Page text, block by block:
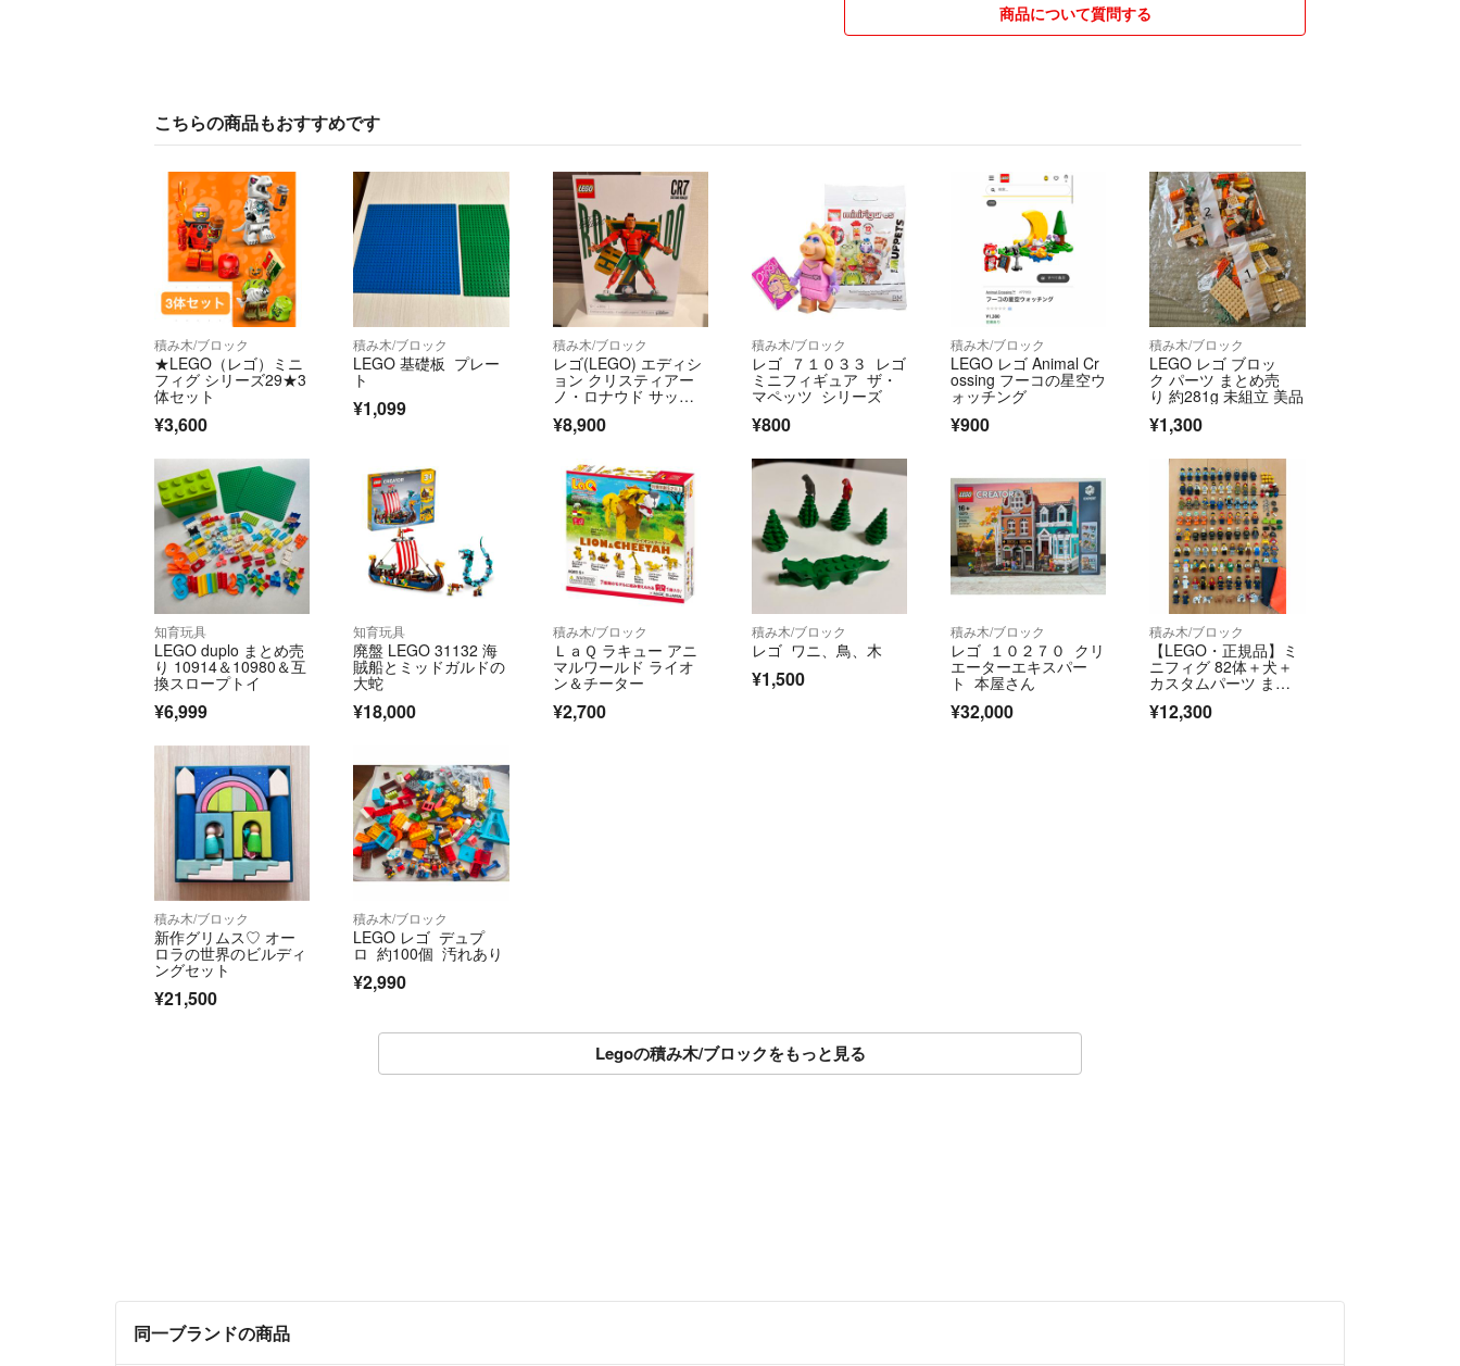
ありさという方より、値引き依頼があったため値引きをしましたが、
での発送となります。
厚手の洋服などは圧縮する場合もあります。
ゆうパケット、普通郵便、クリックポストなど
郵便局からの発送が多いため、休日は発送できません。
雨で濡れるのを避けるため、衣類などはビニール袋などに入れて梱包
リサイクル資材を使用する場合もあります。
発送後の事故につきましては責任は負えませんのでご了承下さいます
ようお願いします。
よろしくお願いします(*^-^*)
商品について質問する
こちらの商品もおすすめです
積み木/ブロック
★LEGO（レゴ）ミニ
フィグ シリーズ29★3
体セット
¥3,600
積み木/ブロック
LEGO 基礎板 プレー
ト
¥1,099
積み木/ブロック
レゴ(LEGO) エディシ
ョン クリスティアー
ノ・ロナウド サッカ
ーレジェンド 43016(1
個)
¥8,900
積み木/ブロック
レゴ ７１０３３ レゴ
ミニフィギュア ザ・
マペッツ シリーズ
¥800
積み木/ブロック
LEGO レゴ Animal Cr
ossing フーコの星空ウ
ォッチング
¥900
積み木/ブロック
LEGO レゴ ブロッ
ク パーツ まとめ売
り 約281g 未組立 美品
¥1,300
知育玩具
LEGO duplo まとめ売
り 10914＆10980＆互
換スロープトイ
¥6,999
知育玩具
廃盤 LEGO 31132 海
賊船とミッドガルドの
大蛇
¥18,000
積み木/ブロック
ＬａＱ ラキュー アニ
マルワールド ライオ
ン＆チーター
¥2,700
積み木/ブロック
レゴ ワニ、鳥、木
¥1,500
積み木/ブロック
レゴ １０２７０ クリ
エーターエキスパー
ト 本屋さん
¥32,000
積み木/ブロック
【LEGO・正規品】ミ
ニフィグ 82体＋犬＋
カスタムパーツ まと
¥12,300
積み木/ブロック
新作グリムス♡ オー
ロラの世界のビルディ
ングセット
¥21,500
積み木/ブロック
LEGO レゴ デュプ
ロ 約100個 汚れあり
¥2,990
Legoの積み木/ブロックをもっと見る
同一ブランドの商品